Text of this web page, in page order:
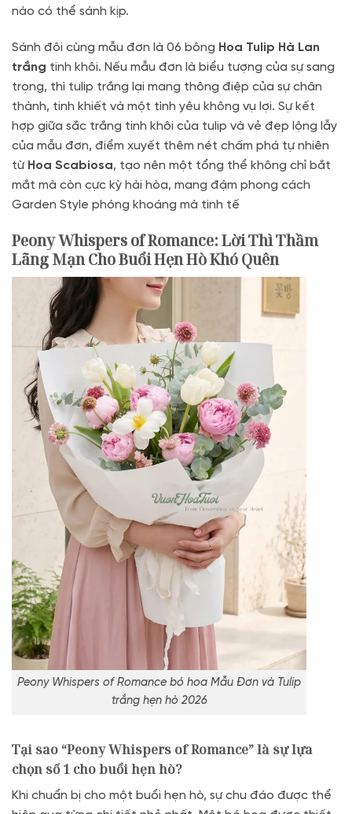
nào có thể sánh kịp.
Sánh đôi cùng mẫu đơn là 06 bông Hoa Tulip Hà Lan
trắng tinh khôi. Nếu mẫu đơn là biểu tượng của sự sang
trọng, thì tulip trắng lại mang thông điệp của sự chân
thành, tinh khiết và một tình yêu không vụ lợi. Sự kết
hợp giữa sắc trắng tinh khôi của tulip và vẻ đẹp lộng lẫy
của mẫu đơn, điểm xuyết thêm nét chấm phá tự nhiên
từ Hoa Scabiosa, tạo nên một tổng thể không chỉ bắt
mắt mà còn cực kỳ hài hòa, mang đậm phong cách
Garden Style phóng khoáng mà tinh tế
Peony Whispers of Romance: Lời Thì Thầm
Lãng Mạn Cho Buổi Hẹn Hò Khó Quên
Peony Whispers of Romance bó hoa Mẫu Đơn và Tulip
trắng hẹn hò 2026
Tại sao “Peony Whispers of Romance” là sự lựa
chọn số 1 cho buổi hẹn hò?
Khi chuẩn bị cho một buổi hẹn hò, sự chu đáo được thể